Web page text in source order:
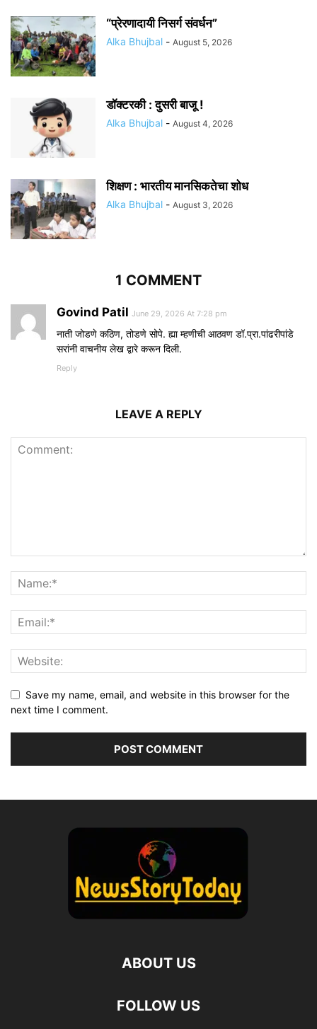
“प्रेरणादायी निसर्ग संवर्धन”
Alka Bhujbal - August 5, 2026
डॉक्टरकी : दुसरी बाजू !
Alka Bhujbal - August 4, 2026
शिक्षण : भारतीय मानसिकतेचा शोध
Alka Bhujbal - August 3, 2026
1 COMMENT
Govind Patil June 29, 2026 At 7:28 pm
नाती जोडणे कठिण, तोडणे सोपे. ह्या म्हणीची आठवण डॉ.प्रा.पांढरीपांडे
सरांनी वाचनीय लेख द्वारे करून दिली.
Reply
LEAVE A REPLY
Save my name, email, and website in this browser for the
next time I comment.
ABOUT US
FOLLOW US